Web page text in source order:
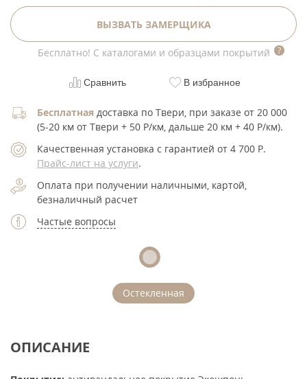
ВЫЗВАТЬ ЗАМЕРЩИКА
Бесплатно! С каталогами и образцами покрытий
Сравнить В избранное
Бесплатная доставка по Твери, при заказе от 20 000
(5-20 км от Твери + 50 Р/км, дальше 20 км + 40 Р/км).
Качественная установка с гарантией от 4 700 Р.
Прайс-лист на услуги.
Оплата при получении наличными, картой,
безналичный расчет
Частые вопросы
Остекленная
ОПИСАНИЕ